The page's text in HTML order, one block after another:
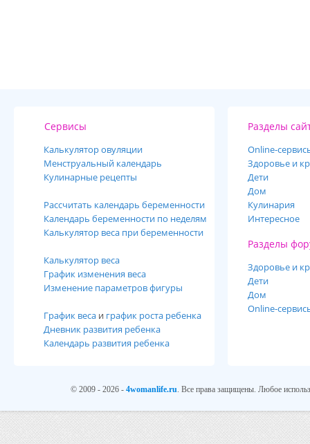
Сервисы
Калькулятор овуляции
Менструальный календарь
Кулинарные рецепты
Рассчитать календарь беременности
Календарь беременности по неделям
Калькулятор веса при беременности
Калькулятор веса
График изменения веса
Изменение параметров фигуры
График весаи график роста ребенка
Дневник развития ребенка
Календарь развития ребенка
Разделы
Online-
Здоровье и
Дети
Дом
Кулинария
Интересное
Разделы
Здоровье и
Дети
Дом
Online-
© 2009 - 2026 - 4womanlife.ru. Все права защищены. Любое